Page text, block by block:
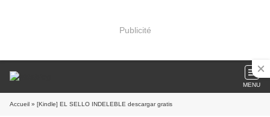
Publicité
MENU
Accueil » [Kindle] EL SELLO INDELEBLE descargar gratis